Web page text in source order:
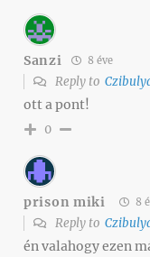
Sanzi 8 éve
Reply to
ott a pont!
0
prison miki 8
Reply to
én valahogy ezen